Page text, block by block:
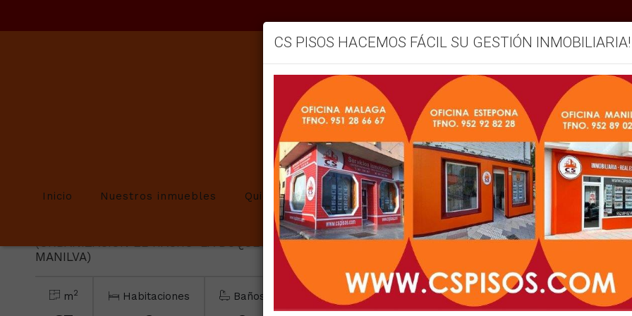
Inicio Nuestros inmuebles Quienes somos Servicios Vendemos su inmueble Blog
Piso en venta en Los Hidalgos
(URBANIZACIÓN EL HACHO-LA DUQUESA GOLF.
MANILVA)
232.500€
¡Ha bajado 10.500 €!
m2 Habitaciones Baños
CS PISOS HACEMOS FÁCIL SU GESTIÓN INMOBILIARIA!